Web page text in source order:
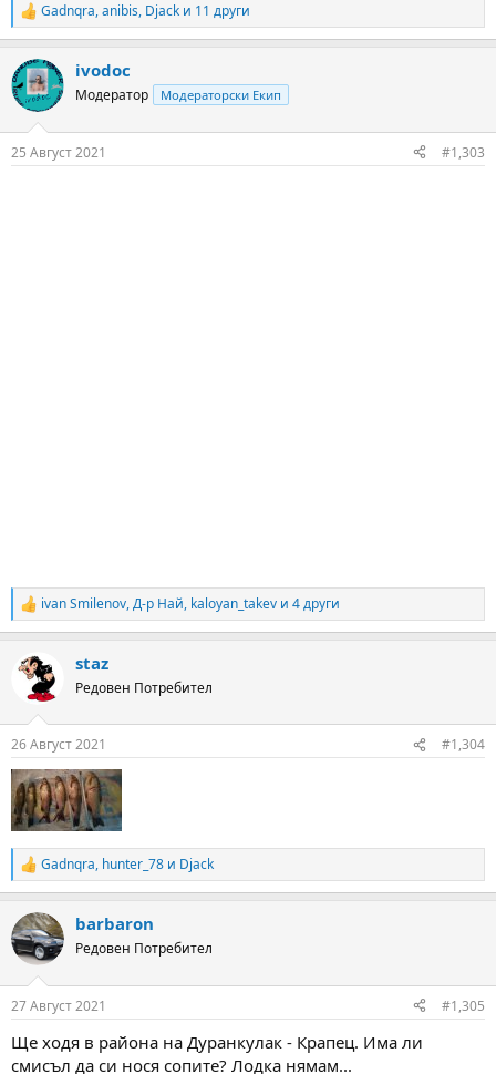
R
e
c
t
i
s
Gadnqra,anibis, Djack и 11 други
ivodoc
Модератор Модераторски Екип
25 Август 2021 #1,303
R
e
c
s
:
ivan Smilenov,Д-р Най, kaloyan_takev и 4 други
staz
Редовен Потребител
26 Август 2021 #1,304
R
e
c
t
i
s
Gadnqra, hunter_78 и Djack
barbaron
Редовен Потребител
27 Август 2021 #1,305
Ще ходя в района на Дуранкулак - Крапец. Има ли
смисъл да си нося сопите? Лодка нямам...